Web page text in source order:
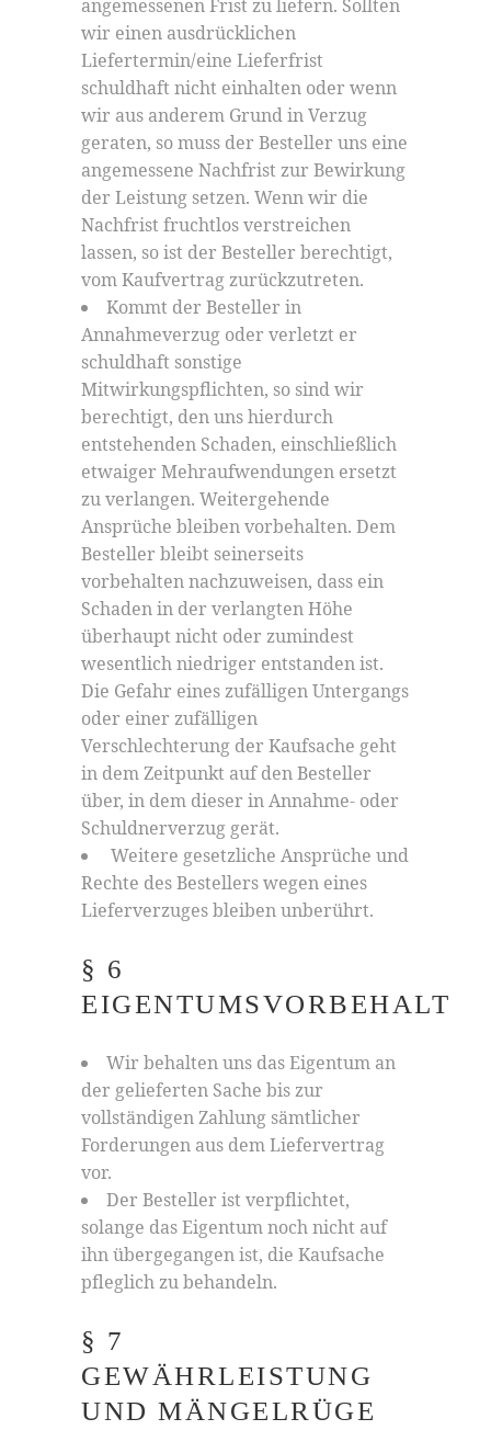
angemessenen Frist zu liefern. Sollten
wir einen ausdrücklichen
Liefertermin/eine Lieferfrist
schuldhaft nicht einhalten oder wenn
wir aus anderem Grund in Verzug
geraten, so muss der Besteller uns eine
angemessene Nachfrist zur Bewirkung
der Leistung setzen. Wenn wir die
Nachfrist fruchtlos verstreichen
lassen, so ist der Besteller berechtigt,
vom Kaufvertrag zurückzutreten.
Kommt der Besteller in
Annahmeverzug oder verletzt er
schuldhaft sonstige
Mitwirkungspflichten, so sind wir
berechtigt, den uns hierdurch
entstehenden Schaden, einschließlich
etwaiger Mehraufwendungen ersetzt
zu verlangen. Weitergehende
Ansprüche bleiben vorbehalten. Dem
Besteller bleibt seinerseits
vorbehalten nachzuweisen, dass ein
Schaden in der verlangten Höhe
überhaupt nicht oder zumindest
wesentlich niedriger entstanden ist.
Die Gefahr eines zufälligen Untergangs
oder einer zufälligen
Verschlechterung der Kaufsache geht
in dem Zeitpunkt auf den Besteller
über, in dem dieser in Annahme- oder
Schuldnerverzug gerät.
Weitere gesetzliche Ansprüche und
Rechte des Bestellers wegen eines
Lieferverzuges bleiben unberührt.
§ 6
EIGENTUMSVORBEHALT
Wir behalten uns das Eigentum an
der gelieferten Sache bis zur
vollständigen Zahlung sämtlicher
Forderungen aus dem Liefervertrag
vor.
Der Besteller ist verpflichtet,
solange das Eigentum noch nicht auf
ihn übergegangen ist, die Kaufsache
pfleglich zu behandeln.
§ 7
GEWÄHRLEISTUNG
UND MÄNGELRÜGE